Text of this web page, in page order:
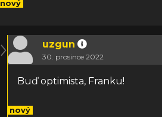
nový
uzgun
30. prosince 2022
Buď optimista, Franku!
nový